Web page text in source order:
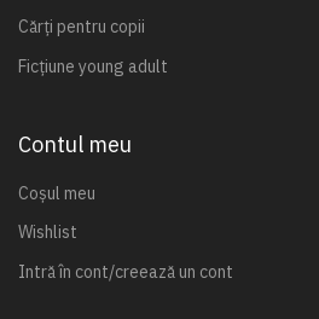
Cărți pentru copii
Ficțiune young adult
Contul meu
Coșul meu
Wishlist
Intră în cont/creează un cont